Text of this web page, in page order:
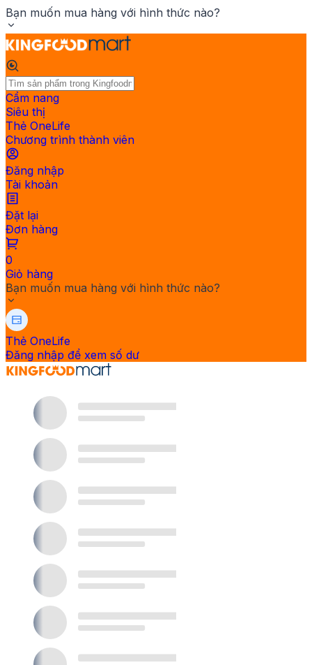
Bạn muốn mua hàng với hình thức nào?
Cẩm nang
Siêu thị
Thẻ OneLife
Chương trình thành viên
Đăng nhập
Tài khoản
Đặt lại
Đơn hàng
0
Giỏ hàng
Bạn muốn mua hàng với hình thức nào?
Thẻ OneLife
Đăng nhập để xem số dư